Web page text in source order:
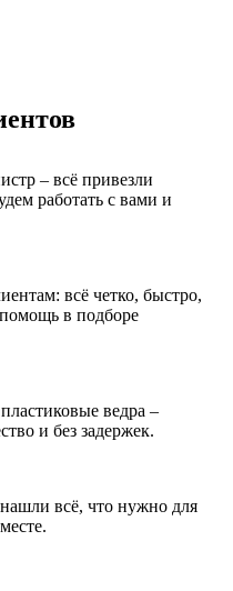
– всё привезли
работать с вами и
всё четко, быстро,
в подборе
ведра –
и без задержек.
всё, что нужно для